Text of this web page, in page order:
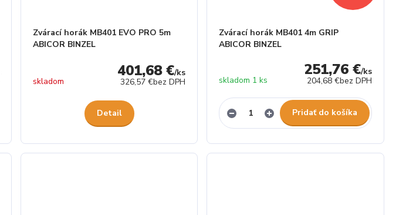
Zvárací horák MB401 EVO PRO 5m
ABICOR BINZEL
401,68 €/ks
326,57 €bez DPH
skladom
Detail
Zvárací horák MB401 4m GRIP
ABICOR BINZEL
251,76 €/ks
204,68 €bez DPH
skladom 1 ks
Pridať do košíka